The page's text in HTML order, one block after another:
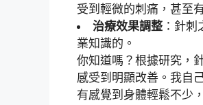
受到輕微的刺痛，甚至
治療效果調整 ：針
業知識的。
你知道嗎？根據研究，
感受到明顯改善。我自
有感覺到身體輕鬆不少